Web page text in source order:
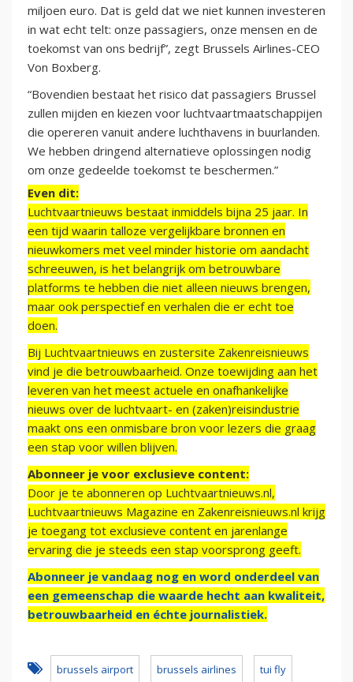
miljoen euro. Dat is geld dat we niet kunnen investeren
in wat echt telt: onze passagiers, onze mensen en de
toekomst van ons bedrijf”, zegt Brussels Airlines-CEO
Von Boxberg.
“Bovendien bestaat het risico dat passagiers Brussel
zullen mijden en kiezen voor luchtvaartmaatschappijen
die opereren vanuit andere luchthavens in buurlanden.
We hebben dringend alternatieve oplossingen nodig
om onze gedeelde toekomst te beschermen.”
Even dit:
Luchtvaartnieuws bestaat inmiddels bijna 25 jaar. In
een tijd waarin talloze vergelijkbare bronnen en
nieuwkomers met veel minder historie om aandacht
schreeuwen, is het belangrijk om betrouwbare
platforms te hebben die niet alleen nieuws brengen,
maar ook perspectief en verhalen die er echt toe
doen.
Bij Luchtvaartnieuws en zustersite Zakenreisnieuws
vind je die betrouwbaarheid. Onze toewijding aan het
leveren van het meest actuele en onafhankelijke
nieuws over de luchtvaart- en (zaken)reisindustrie
maakt ons een onmisbare bron voor lezers die graag
een stap voor willen blijven.
Abonneer je voor exclusieve content:
Door je te abonneren op Luchtvaartnieuws.nl,
Luchtvaartnieuws Magazine en Zakenreisnieuws.nl krijg
je toegang tot exclusieve content en jarenlange
ervaring die je steeds een stap voorsprong geeft.
Abonneer je vandaag nog en word onderdeel van
een gemeenschap die waarde hecht aan kwaliteit,
betrouwbaarheid en échte journalistiek.
brussels airport brussels airlines tui fly